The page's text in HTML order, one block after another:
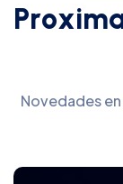
Proxim
Novedades